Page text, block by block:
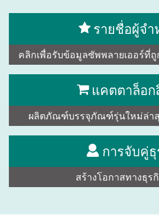
รายชื่อผู้จำ
คลิกเพื่อรับข้อมูลซัพพลายเออร์ที่
แคตตาล็อ
ผลิตภัณฑ์บรรจุภัณฑ์รุ่นใหม่ล่า
การจับคู่ธุ
สร้างโอกาสทางธุร